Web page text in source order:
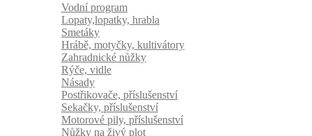
Vodní program
Lopaty,lopatky, hrabla
Smetáky
Hrábě, motyčky, kultivátory
Zahradnické nůžky
Rýče, vidle
Násady
Postřikovače, příslušenství
Sekačky, příslušenství
Motorové pily, příslušenství
Nůžky na živý plot